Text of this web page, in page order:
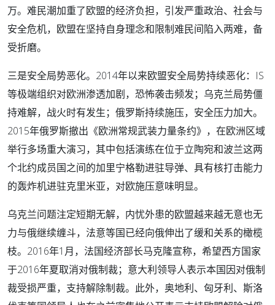
万。难民潮加重了欧盟的经济负担，引发严重政治、社会与
安全危机，欧盟在坚持自身理念和限制难民间陷入两难，备
受折磨。
三是安全局势恶化。2014年以来欧盟安全局势持续恶化：IS
等极端组织对欧洲渗透加剧，恐怖袭击频发；乌克兰局势僵
持难解，战火时有发生；俄罗斯持续施压，安全压力加大。
2015年俄罗斯撤出《欧洲常规武装力量条约》，在欧洲区域
举行多场重大演习，其中包括演练在位于立陶宛和波兰这两
个北约成员国之间的加里宁格勒进驻导弹、具有核打击能力
的轰炸机进驻克里米亚，对欧施压意味明显。
乌克兰问题注定短期无解，内忧外患的欧盟越来越无意也无
力与俄继续缠斗，法意等国已经向俄伸出了缓和关系的橄榄
枝。2016年1月，法国经济部长马克隆宣称，希望西方国家
于2016年夏取消对俄制裁；意大利领导人表示本国因对俄制
裁受损严重，支持解除制裁。此外，奥地利、匈牙利、斯洛